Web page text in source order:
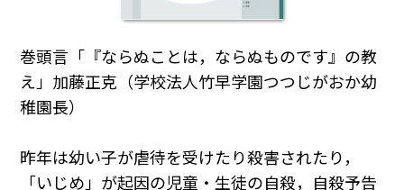
巻頭言「『ならぬことは，ならぬものです』の教
え」加藤正克（学校法人竹早学園つつじがおか幼
稚園長）
昨年は幼い子が虐待を受けたり殺害されたり，
「いじめ」が起因の児童・生徒の自殺，自殺予告